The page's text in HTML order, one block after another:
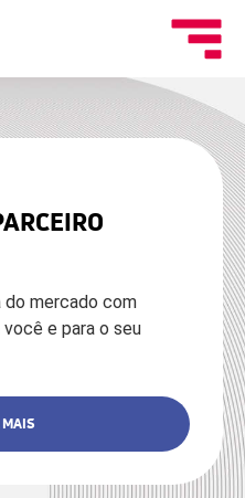
mercado com
e para o seu